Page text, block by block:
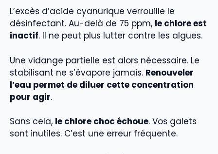
L’excès d’acide cyanurique verrouille le
désinfectant. Au-delà de 75 ppm, le chlore est
inactif. Il ne peut plus lutter contre les algues.
Une vidange partielle est alors nécessaire. Le
stabilisant ne s’évapore jamais. Renouveler
l’eau permet de diluer cette concentration
pour agir.
Sans cela, le chlore choc échoue. Vos galets
sont inutiles. C’est une erreur fréquente.